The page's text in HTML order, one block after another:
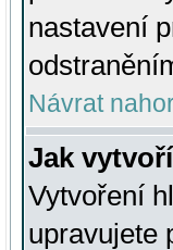
nastavení
Návrat
Jak
Vytvoření
upravujete